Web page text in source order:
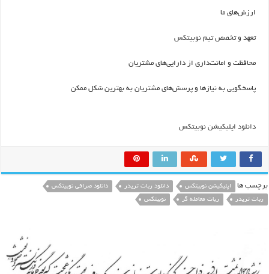
ارزش‌های ما
تعهد و تخصص تیمنوبیتکس
محافظت و امانت‌داری از دارایی‌های مشتریان
پاسخگویی به نیازها و پرسش‌های مشتریان به بهترین شکل ممکن
دانلود اپلیکیشن نوبیتکس
برچسب ها اپلیکیشن نوبیتکس دانلود ربات تریدر
دانلود صرافی نوبیتکس
ربات تریدر
ربات معامله گر نوبیتکس